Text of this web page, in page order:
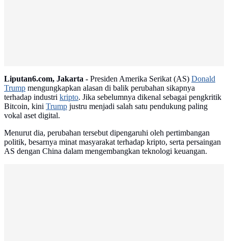
Liputan6.com, Jakarta - Presiden Amerika Serikat (AS) Donald
Trump mengungkapkan alasan di balik perubahan sikapnya
terhadap industri kripto. Jika sebelumnya dikenal sebagai pengkritik
Bitcoin, kini Trump justru menjadi salah satu pendukung paling
vokal aset digital.
Menurut dia, perubahan tersebut dipengaruhi oleh pertimbangan
politik, besarnya minat masyarakat terhadap kripto, serta persaingan
AS dengan China dalam mengembangkan teknologi keuangan.